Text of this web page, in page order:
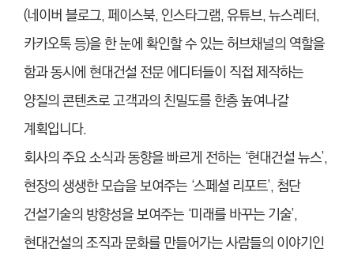
(네이버 블로그, 페이스북, 인스타그램, 유튜브, 뉴스레터,
카카오톡 등)을 한 눈에 확인할 수 있는 허브채널의 역할을
함과 동시에 현대건설 전문 에디터들이 직접 제작하는
양질의 콘텐츠로 고객과의 친밀도를 한층 높여나갈
계획입니다.
회사의 주요 소식과 동향을 빠르게 전하는 ‘현대건설 뉴스’,
현장의 생생한 모습을 보여주는 ‘스페셜 리포트’, 첨단
건설기술의 방향성을 보여주는 ‘미래를 바꾸는 기술’,
현대건설의 조직과 문화를 만들어가는 사람들의 이야기인